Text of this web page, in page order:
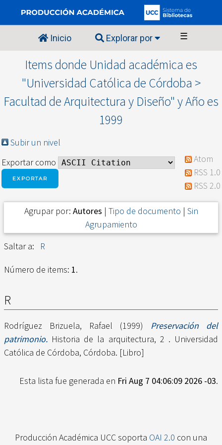
Inicio Explorar por ☰
Items donde Unidad académica es
"Universidad Católica de Córdoba >
Facultad de Arquitectura y Diseño" y Año es
1999
Subir un nivel
Exportar como
Atom
RSS 1.0
RSS 2.0
Agrupar por: Autores | Tipo de documento | Sin
Agrupamiento
Saltar a:
R
Número de items: 1.
R
Rodríguez Brizuela, Rafael (1999) Preservación del
patrimonio. Historia de la arquitectura, 2 . Universidad
Católica de Córdoba, Córdoba. [Libro]
Esta lista fue generada en Fri Aug 7 04:06:09 2026 -03.
Producción Académica UCC soporta OAI 2.0 con una